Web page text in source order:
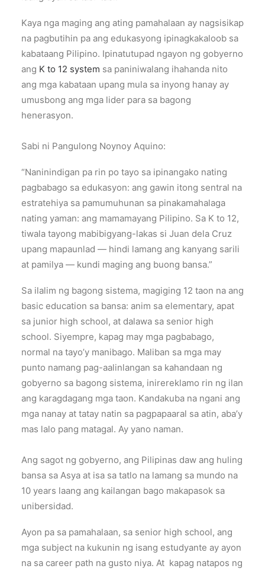
Kaya nga maging ang ating pamahalaan ay nagsisikap
na pagbutihin pa ang edukasyong ipinagkakaloob sa
kabataang Pilipino. Ipinatutupad ngayon ng gobyerno
ang K to 12 system sa paniniwalang ihahanda nito
ang mga kabataan upang mula sa inyong hanay ay
umusbong ang mga lider para sa bagong
henerasyon.
Sabi ni Pangulong Noynoy Aquino:
“Naninindigan pa rin po tayo sa ipinangako nating
pagbabago sa edukasyon: ang gawin itong sentral na
estratehiya sa pamumuhunan sa pinakamahalaga
nating yaman: ang mamamayang Pilipino. Sa K to 12,
tiwala tayong mabibigyang-lakas si Juan dela Cruz
upang mapaunlad — hindi lamang ang kanyang sarili
at pamilya — kundi maging ang buong bansa.”
Sa ilalim ng bagong sistema, magiging 12 taon na ang
basic education sa bansa: anim sa elementary, apat
sa junior high school, at dalawa sa senior high
school. Siyempre, kapag may mga pagbabago,
normal na tayo’y manibago. Maliban sa mga may
punto namang pag-aalinlangan sa kahandaan ng
gobyerno sa bagong sistema, inirereklamo rin ng ilan
ang karagdagang mga taon. Kandakuba na ngani ang
mga nanay at tatay natin sa pagpapaaral sa atin, aba’y
mas lalo pang matagal. Ay yano naman.
Ang sagot ng gobyerno, ang Pilipinas daw ang huling
bansa sa Asya at isa sa tatlo na lamang sa mundo na
10 years laang ang kailangan bago makapasok sa
unibersidad.
Ayon pa sa pamahalaan, sa senior high school, ang
mga subject na kukunin ng isang estudyante ay ayon
na sa career path na gusto niya. At kapag natapos ng